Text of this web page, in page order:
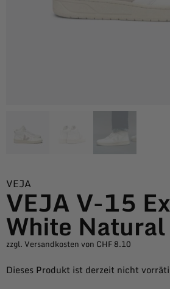
VEJA
VEJA V-15
White Natural
zzgl. Versandkosten von CHF 8.10
Dieses Produkt ist derzeit nicht